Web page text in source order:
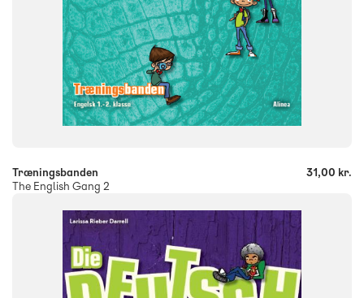
+
Træningsbanden
The English Gang 2
31,00 kr.
7. klasse